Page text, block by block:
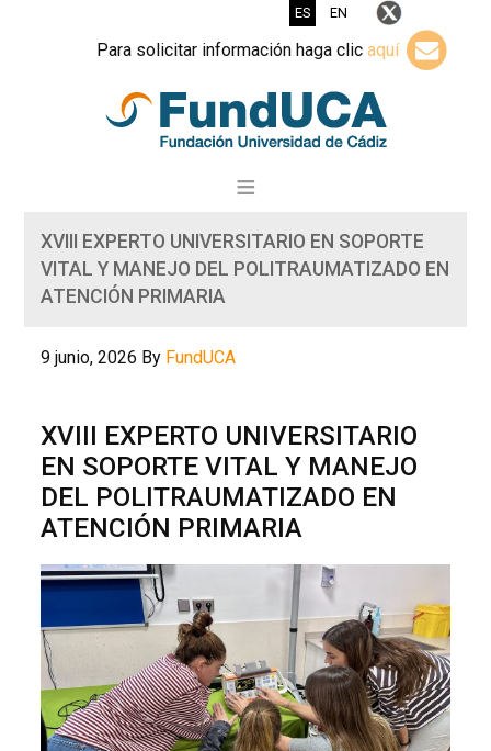
ES EN
Para solicitar información haga clic aquí
XVIII EXPERTO UNIVERSITARIO EN SOPORTE
VITAL Y MANEJO DEL POLITRAUMATIZADO EN
ATENCIÓN PRIMARIA
9 junio, 2026 By FundUCA
XVIII EXPERTO UNIVERSITARIO
EN SOPORTE VITAL Y MANEJO
DEL POLITRAUMATIZADO EN
ATENCIÓN PRIMARIA